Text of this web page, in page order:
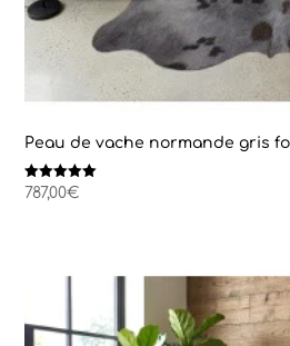
Peau de vache normande gris
Note
5.00
787,00€